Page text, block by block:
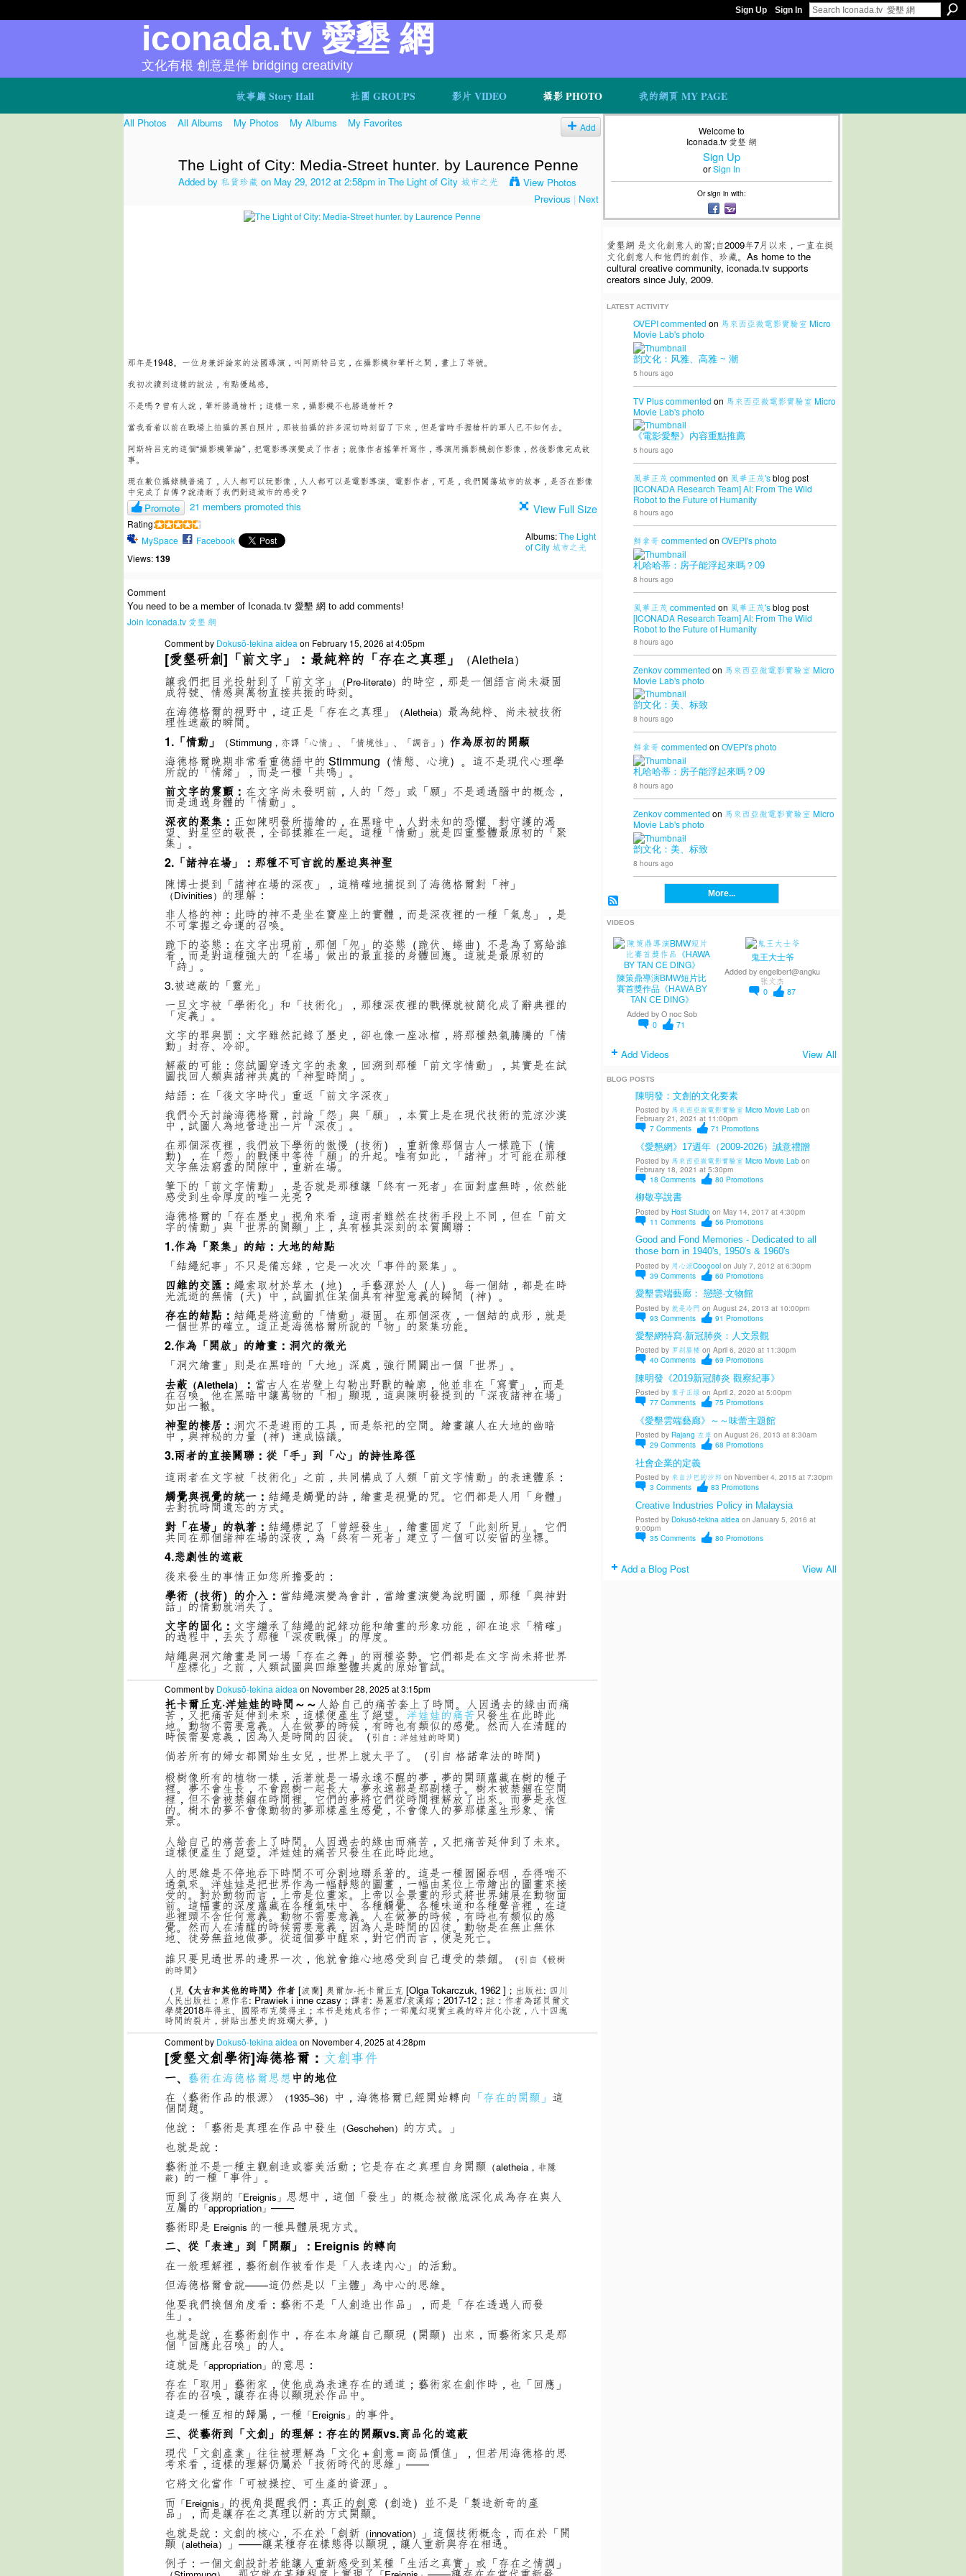
Sign Up Sign In
故事廳 Story Hall 社團 GROUPS 影片 VIDEO 攝影 PHOTO 我的網頁 MY PAGE
iconada.tv 愛墾 網
文化有根 創意是伴 bridging creativity
All Photos All Albums My Photos My Albums My Favorites Add
The Light of City: Media-Street hunter. by Laurence Penne
Added by 私貨珍藏 on May 29, 2012 at 2:58pm in The Light of City 城市之光
View Photos
Previous | Next
那年是1948。一位身兼評論家的法國導演，叫阿斯特吕克，在攝影機和筆杆之間，畫上了等號。
我初次讀到這樣的說法，有點優越感。
不是嗎？曾有人說，筆杆勝過槍杆；這樣一來，攝影機不也勝過槍杆？
當我看着以前在戰場上拍攝的黑白照片，那被拍攝的許多深切時刻留了下來，但是當時手握槍杆的軍人已不知何去。
阿斯特吕克的這個“攝影機筆論”，把電影導演變成了作者；就像作者搖筆杆寫作，導演用攝影機創作影像，然後影像完成故
事。
現在數位攝錄機普遍了，人人都可以玩影像，人人都可以是電影導演、電影作者，可是，我們闖蕩城市的故事，是否在影像
中完成了自傳？說清晰了我們對這城市的感受？
Promote 21 members promoted this
Rating:
MySpace
Facebook
Views:139
View Full Size
Albums:The Light
of City 城市之光
Comment
You need to be a member of Iconada.tv 愛墾 網 to add comments!
Join Iconada.tv 愛墾 網
Comment by Dokusō-tekina aidea on February 15, 2026 at 4:05pm
[愛墾研創]「前文字」：最純粹的「存在之真理」
（Aletheia）
讓我們把目光投射到了「前文字」
（Pre-literate） 的時空，那是一個語言尚未凝固
成符號、情感與萬物直接共振的時刻。
在海德格爾的視野中，這正是「存在之真理」
（Aletheia） 最為純粹、尚未被技術
理性遮蔽的瞬間。
1.「情動」
（Stimmung，亦譯「心情」、「情境性」、「調音」） 作為原初的開顯
海德格爾晚期非常看重德語中的 Stimmung（情態、心境）。這不是現代心理學
所說的「情緒」，而是一種「共鳴」。
前文字的震顫： 在文字尚未發明前，人的「怨」或「願」不是通過腦中的概念，
而是通過身體的「情動」。
深夜的聚集： 正如陳明發所描繪的，在黑暗中，人對未知的恐懼、對守護的渴
望、對星空的敬畏，全部揉雜在一起。這種「情動」就是四重整體最原初的「聚
集」。
2.「諸神在場」：那種不可言說的壓迫與神聖
陳博士提到「諸神在場的深夜」，這精確地捕捉到了海德格爾對「神」
（Divinities） 的理解：
非人格的神：此時的神不是坐在寶座上的實體，而是深夜裡的一種「氣息」，是
不可掌握之命運的召喚。
跪下的姿態：在文字出現前，那個「夗」的姿態（跪伏、蜷曲）不是為了寫給誰
看，而是對這種強大的「在場」做出的最直接的身體回應。這就是最原初的
「詩」。
3.被遮蔽的「靈光」
一旦文字被「學術化」和「技術化」，那種深夜裡的戰慄就被簡化成了辭典裡的
「定義」。
文字的罪與罰：文字雖然記錄了歷史，卻也像一座冰棺，將那種熱氣騰騰的「情
動」封存、冷卻。
解蔽的可能：您試圖穿透文字的表象，回溯到那種「前文字情動」，其實是在試
圖找回人類與諸神共處的「神聖時間」。
結語：在「後文字時代」重返「前文字深夜」
我們今天討論海德格爾，討論「怨」與「願」，本質上是在現代技術的荒涼沙漠
中，試圖人為地營造出一片「深夜」。
在那個深夜裡，我們放下學術的傲慢（技術），重新像那個古人一樣跪下（情
動），在「怨」的戰慄中等待「願」的升起。唯有如此，「諸神」才可能在那種
文字無法窮盡的間隙中，重新在場。
筆下的「前文字情動」，是否就是那種讓「終有一死者」在面對虛無時，依然能
感受到生命厚度的唯一光亮？
海德格爾的「存在歷史」視角來看，這兩者雖然在技術手段上不同，但在「前文
字的情動」與「世界的開顯」上，具有極其深刻的本質關聯：
1.作為「聚集」的結：大地的結點
「結繩紀事」不只是備忘錄，它是一次次「事件的聚集」。
四維的交匯： 繩索取材於草木（地），手藝源於人（人）。每一個結，都是在時
光流逝的無情（天）中，試圖抓住某個具有神聖意義的瞬間（神）。
存在的結點： 結繩是將流動的「情動」凝固。在那個深夜，一個結的成形，就是
一個世界的確立。這正是海德格爾所說的「物」的聚集功能。
2.作為「開啟」的繪畫：洞穴的微光
「洞穴繪畫」則是在黑暗的「大地」深處，強行開闢出一個「世界」。
去蔽 （Aletheia） ： 當古人在岩壁上勾勒出野獸的輪廓，他並非在「寫實」，而是
在召喚。他在黑暗中讓萬物的「相」顯現，這與陳明發提到的「深夜諸神在場」
如出一轍。
神聖的棲居： 洞穴不是避雨的工具，而是祭祀的空間。繪畫讓人在大地的幽暗
中，與神秘的力量（神）達成協議。
3.兩者的直接關聯：從「手」到「心」的詩性路徑
這兩者在文字被「技術化」之前，共同構成了人類「前文字情動」的表達體系：
觸覺與視覺的統一： 結繩是觸覺的詩，繪畫是視覺的咒。它們都是人用「身體」
去對抗時間遺忘的方式。
對「在場」的執著： 結繩標記了「曾經發生」，繪畫固定了「此刻所見」。它們
共同在那個諸神在場的深夜，為「終有一死者」建立了一個可以安留的坐標。
4.悲劇性的遮蔽
後來發生的事情正如您所擔憂的：
學術（技術）的介入： 當結繩演變為會計，當繪畫演變為說明圖，那種「與神對
話」的情動就消失了。
文字的固化： 文字繼承了結繩的記錄功能和繪畫的形象功能，卻在追求「精確」
的過程中，丟失了那種「深夜戰慄」的厚度。
結繩與洞穴繪畫是同一場「存在之舞」的兩種姿勢。它們都是在文字尚未將世界
「座標化」之前，人類試圖與四維整體共處的原始嘗試。
Comment by Dokusō-tekina aidea on November 28, 2025 at 3:15pm
托卡爾丘克·洋娃娃的時間～～人給自己的痛苦套上了時間。人因過去的緣由而痛
苦，又把痛苦延伸到未來，這樣便產生了絕望。洋娃娃的痛苦只發生在此時此
地。動物不需要意義。人在做夢的時候，有時也有類似的感覺。然而人在清醒的
時侯需要意義，因為人是時間的囚徒。（引自：洋娃娃的時間）
倘若所有的婦女都開始生女兒，世界上就太平了。（引自 格諾韋法的時間）
椴樹像所有的植物一樣，活著就是一場永遠不醒的夢，夢的開頭蘊藏在樹的種子
裡。夢不會生長，不會跟樹一起長大，夢永遠都是那副樣子。樹木被禁錮在空間
裡，但不會被禁錮在時間裡。它們的夢將它們從時間裡解放了出來。而夢是永恆
的。樹木的夢不會像動物的夢那樣產生感覺，不會像人的夢那樣產生形象、情
景。
人給自己的痛苦套上了時間。人因過去的緣由而痛苦，又把痛苦延伸到了未來。
這樣便產生了絕望。洋娃娃的痛苦只發生在此時此地。
人的思維是不停地吞下時間不可分割地聯系著的。這是一種囫圇吞咽，吞得喘不
過氣來。洋娃娃是把世界作為一幅靜態的圖畫，一幅由某位上帝繪出的圖畫來接
受的。對於動物而言，上帝是位畫家。上帝以全景畫的形式將世界鋪展在動物面
前。這幅畫的深度蘊藏在各種氣味中、各種觸覺、各種味道和各種聲音裡，在這
些裡頭不含任何意義。動物不需要意義。人在做夢的時候，有時也有類似的感
覺。然而人在清醒的時候需要意義，因為人是時間的囚徒。動物是在無止無休
地、徒勞無益地做夢。從這個夢中醒來，對它們而言，便是死亡。
誰只要見過世界的邊界一次，他就會錐心地感受到自己遭受的禁錮。
（引自《椴樹
的時間》
（見 《太古和其他的時間》作者 [波蘭] 奧爾加·托卡爾丘克 [Olga Tokarczuk, 1962 ]；出版社: 四川
人民出版社；原作名: Prawiek i inne czasy；譯者: 易麗君/袁漢鎔；2017-12；註：作者為諾貝爾文
學獎2018年得主、國際布克獎得主；本书是她成名作；一部魔幻現實主義的碎片化小說，八十四塊
時間的裂片，拼貼出歷史的斑斕大夢。）
Comment by Dokusō-tekina aidea on November 4, 2025 at 4:28pm
[愛墾文創學術]海德格爾： 文創事件
一、 藝術在海德格爾思想 中的地位
在〈藝術作品的根源〉
（1935–36） 中，海德格爾已經開始轉向 「存在的開顯」 這
個問題。
他說：「藝術是真理在作品中發生 （Geschehen） 的方式。」
也就是說：
藝術並不是一種主觀創造或審美活動； 它是存在之真理自身開顯 （aletheia，非隱
蔽） 的一種「事件」。
而到了後期的 「Ereignis」 思想中，這個「發生」的概念被徹底深化成為存在與人
互屬的 「appropriation」 ——
藝術即是 Ereignis 的一種具體展現方式。
二、從「表達」到「開顯」：Ereignis 的轉向
在一般理解裡，藝術創作被看作是「人表達內心」的活動。
但海德格爾會說——這仍然是以「主體」為中心的思維。
他要我們換個角度看：藝術不是「人創造出作品」，而是「存在透過人而發
生」。
也就是說，在藝術創作中，存在本身讓自己顯現（開顯）出來，而藝術家只是那
個「回應此召喚」的人。
這就是 「appropriation」 的意思：
存在「取用」藝術家，使他成為表達存在的通道； 藝術家在創作時，也「回應」
存在的召喚，讓存在得以顯現於作品中。
這是一種互相的歸屬，一種 「Ereignis」 的事件。
三、從藝術到「文創」的理解：存在的開顯vs.商品化的遮蔽
現代「文創產業」往往被理解為「文化＋創意＝商品價值」，但若用海德格的思
考來看，這樣的理解仍屬於「技術時代的思維」——
它將文化當作「可被操控、可生產的資源」。
而 「Ereignis」 的視角提醒我們：真正的創意（創造）並不是「製造新奇的產
品」，而是讓存在之真理以新的方式開顯。
也就是說：文創的核心，不在於「創新 （innovation） 」這個技術概念，而在於「開
顯 （aletheia）
」——讓某種存在樣態得以顯現，讓人重新與存在相遇。
例子：一個文創設計若能讓人重新感受到某種「生活之真實」或「存在之情調」
Welcome to
Iconada.tv 愛墾 網
Sign Up
orSign In
Or sign in with:
愛墾網 是文化創意人的窩;自2009年7月以來，一直在挺
文化創意人和他們的創作、珍藏。As home to the
cultural creative community, iconada.tv supports
creators since July, 2009.
LATEST ACTIVITY
OVEPIcommented on 馬來西亞微電影實驗室 Micro
Movie Lab'sphoto
韵文化：风雅、高雅 ~ 潮
5 hours ago
TV Pluscommented on 馬來西亞微電影實驗室 Micro
Movie Lab'sphoto
《電影愛墾》內容重點推薦
5 hours ago
風華正茂 commented on 風華正茂'sblog post
[ICONADA Research Team] AI: From The Wild
Robot to the Future of Humanity
8 hours ago
鮮拿哥 commented on OVEPI'sphoto
札哈哈蒂：房子能浮起來嗎？09
8 hours ago
風華正茂 commented on 風華正茂'sblog post
[ICONADA Research Team] AI: From The Wild
Robot to the Future of Humanity
8 hours ago
Zenkovcommented on 馬來西亞微電影實驗室 Micro
Movie Lab'sphoto
韵文化：美、标致
8 hours ago
鮮拿哥 commented on OVEPI'sphoto
札哈哈蒂：房子能浮起來嗎？09
8 hours ago
Zenkovcommented on 馬來西亞微電影實驗室 Micro
Movie Lab'sphoto
韵文化：美、标致
8 hours ago
More...
VIDEOS
陳策鼎導演BMW短片比
賽首獎作品《HAWA BY
TAN CE DING》
Added by O noc Sob
0
71
鬼王大士爷
Added byengelbert@angku
张文杰
0
87
Add Videos View All
BLOG POSTS
陳明發：文創的文化要素
Posted by 馬來西亞微電影實驗室 Micro Movie Labon
February 21, 2021 at 11:00pm
7 Comments 71 Promotions
《愛懇網》17週年（2009-2026）誠意禮贈
Posted by 馬來西亞微電影實驗室 Micro Movie Labon
February 18, 2021 at 5:30pm
18 Comments 80 Promotions
柳敬亭說書
Posted by Host Studioon May 14, 2017 at 4:30pm
11 Comments 56 Promotions
Good and Fond Memories - Dedicated to all
those born in 1940's, 1950's & 1960's
Posted by 用心涼Cooooolon July 7, 2012 at 6:30pm
39 Comments 60 Promotions
愛墾雲端藝廊： 戀戀·文物館
Posted by 就是冷門 on August 24, 2013 at 10:00pm
93 Comments 91 Promotions
愛墾網特寫·新冠肺炎：人文景觀
Posted by 罗刹蜃楼 on April 6, 2020 at 11:30pm
40 Comments 69 Promotions
陳明發《2019新冠肺炎 觀察紀事》
Posted by 葉子正绿 on April 2, 2020 at 5:00pm
77 Comments 75 Promotions
《愛墾雲端藝廊》～～味蕾主題館
Posted by Rajang 左岸 on August 26, 2013 at 8:30am
29 Comments 68 Promotions
社會企業的定義
Posted by 來自沙巴的沙邦 on November 4, 2015 at 7:30pm
3 Comments 83 Promotions
Creative Industries Policy in Malaysia
Posted by Dokusō-tekina aideaon January 5, 2016 at
9:00pm
35 Comments 80 Promotions
Add a Blog Post View All